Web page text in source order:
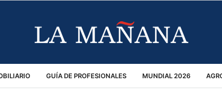
GUÍA DE PROFESIONALES MUNDIAL 2026